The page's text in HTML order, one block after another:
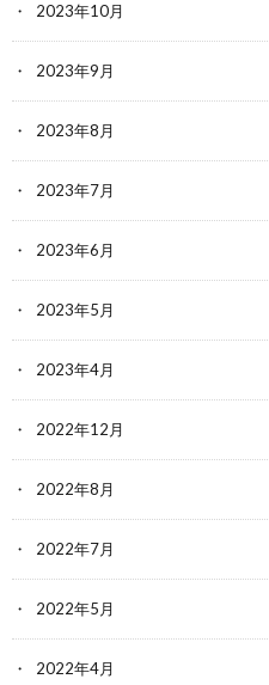
2023年10月
2023年9月
2023年8月
2023年7月
2023年6月
2023年5月
2023年4月
2022年12月
2022年8月
2022年7月
2022年5月
2022年4月